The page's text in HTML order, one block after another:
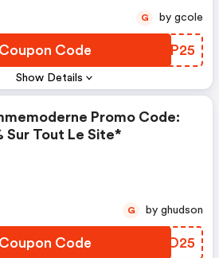
Show Details
Code UEVP25
G by gcole
Promo Code:
Sur Tout Le Site*
Code ZYGO25
G by ghudson